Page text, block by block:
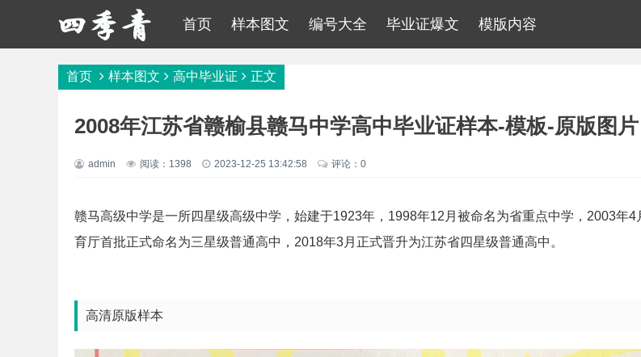
首页 样本图文 编号大全 毕业证爆文 模版内容
首页 样本图文 高中毕业证 正文
2008年江苏省赣榆县赣马中学高中毕业证样本-模板-原版图片
admin 阅读：1398 2023-12-25 13:42:58 评论：0
赣马高级中学是一所四星级高级中学，始建于1923年，1998年12月被命名为省重点中学，2003年4
育厅首批正式命名为三星级普通高中，2018年3月正式晋升为江苏省四星级普通高中。
高清原版样本